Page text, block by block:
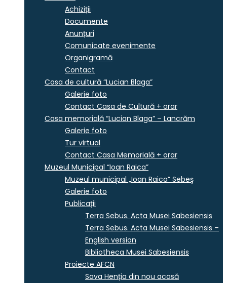
Achiziții
Documente
Anunțuri
Comunicate evenimente
Organigramă
Contact
Casa de cultură “Lucian Blaga”
Galerie foto
Contact Casa de Cultură + orar
Casa memorială “Lucian Blaga” – Lancrăm
Galerie foto
Tur virtual
Contact Casa Memorială + orar
Muzeul Municipal “Ioan Raica”
Muzeul municipal „Ioan Raica” Sebeş
Galerie foto
Publicații
Terra Sebus. Acta Musei Sabesiensis
Terra Sebus. Acta Musei Sabesiensis –
English version
Bibliotheca Musei Sabesiensis
Proiecte AFCN
Sava Henția din nou acasă